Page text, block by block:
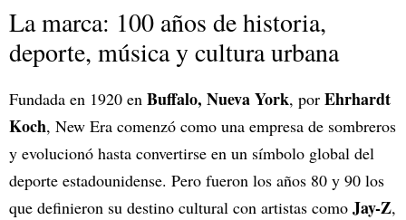
La marca: 100 años de historia,
deporte, música y cultura urbana
Fundada en 1920 en Buffalo, Nueva York, por Ehrhardt
Koch, New Era comenzó como una empresa de sombreros
y evolucionó hasta convertirse en un símbolo global del
deporte estadounidense. Pero fueron los años 80 y 90 los
que definieron su destino cultural con artistas como Jay-Z,